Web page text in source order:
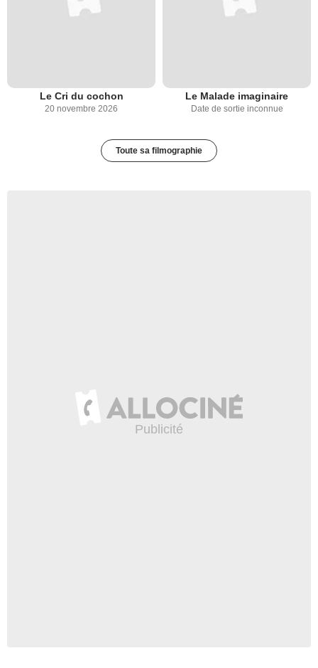
Le Cri du cochon
20 novembre 2026
Le Malade imaginaire
Date de sortie inconnue
Toute sa filmographie